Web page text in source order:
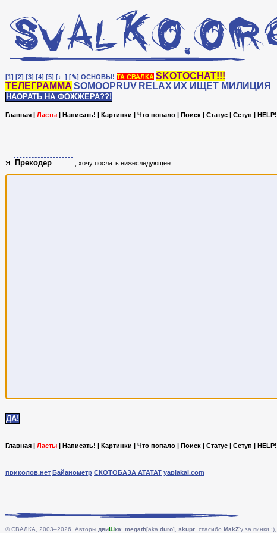
[1] [2] [3] [4] [5] [♩] [✎] ОСНОВЫ! ТА СВАЛКА SKOTOCHAT!!!
ТЕЛЕГРАММА SOMOOPRUV RELAX ИХ ИЩЕТ МИЛИЦИЯ
НАОРАТЬ НА ФОЖЖЕРА??!
Главная | Ласты | Написать! | Картинки | Что попало | Поиск | Статус | Сетуп | HELP!
Я, , хочу послать нижеследующее:
Главная | Ласты | Написать! | Картинки | Что попало | Поиск | Статус | Сетуп | HELP!
приколов.нет Байанометр СКОТОБАЗА АТАТАТ yaplakal.com
© СВАЛКА, 2003–2026. Авторы двиШка: megath[aka duro], skupr , спасибо MakZ'у за пинки ;),